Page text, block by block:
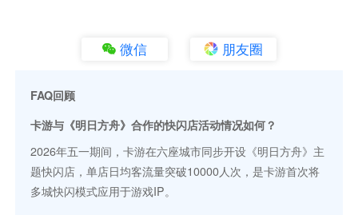
微信 朋友圈
FAQ回顾
卡游与《明日方舟》合作的快闪店活动情况如何？
2026年五一期间，卡游在六座城市同步开设《明日方舟》主
题快闪店，单店日均客流量突破10000人次，是卡游首次将
多城快闪模式应用于游戏IP。